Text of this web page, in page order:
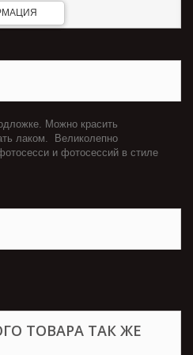
Можно красить
лаком. Великолепно
и фотосессий в стиле
ТОВАРА ТАК ЖЕ